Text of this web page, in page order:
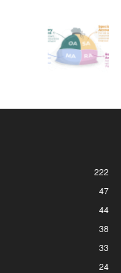
222
47
44
38
33
24